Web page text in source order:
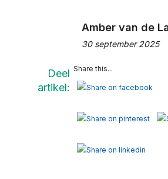
Amber van de
30 september 2025
Deel
artikel:
Share this...